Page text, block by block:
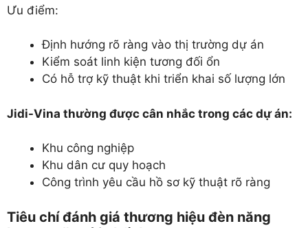
Ưu điểm:
Định hướng rõ ràng vào thị trường dự án
Kiểm soát linh kiện tương đối ổn
Có hỗ trợ kỹ thuật khi triển khai số lượng lớn
Jidi-Vina thường được cân nhắc trong các dự án:
Khu công nghiệp
Khu dân cư quy hoạch
Công trình yêu cầu hồ sơ kỹ thuật rõ ràng
Tiêu chí đánh giá thương hiệu đèn năng